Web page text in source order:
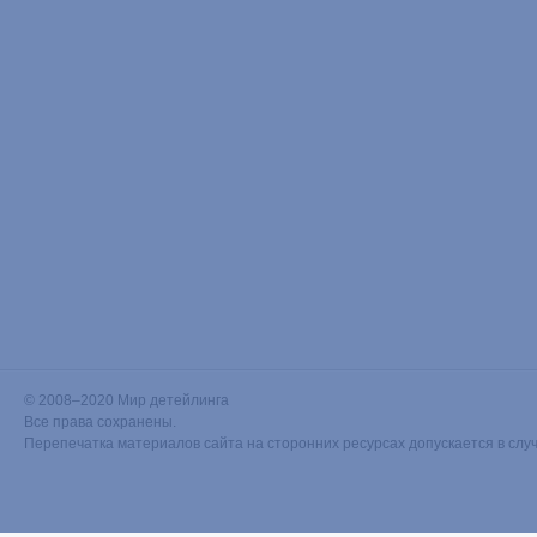
© 2008–2020 Мир детейлинга
Все права сохранены.
Перепечатка материалов сайта на сторонних ресурсах допускается в